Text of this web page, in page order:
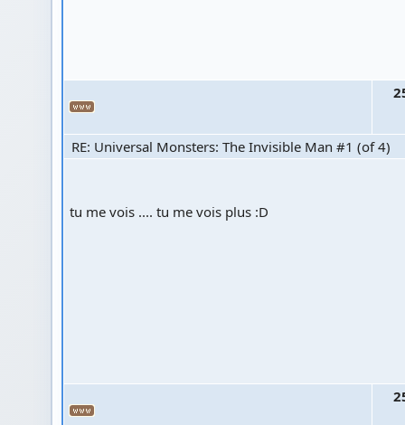
RE: Universal Monsters: The Invisible Man #1 (of 4)
tu me vois .... tu me vois plus :D